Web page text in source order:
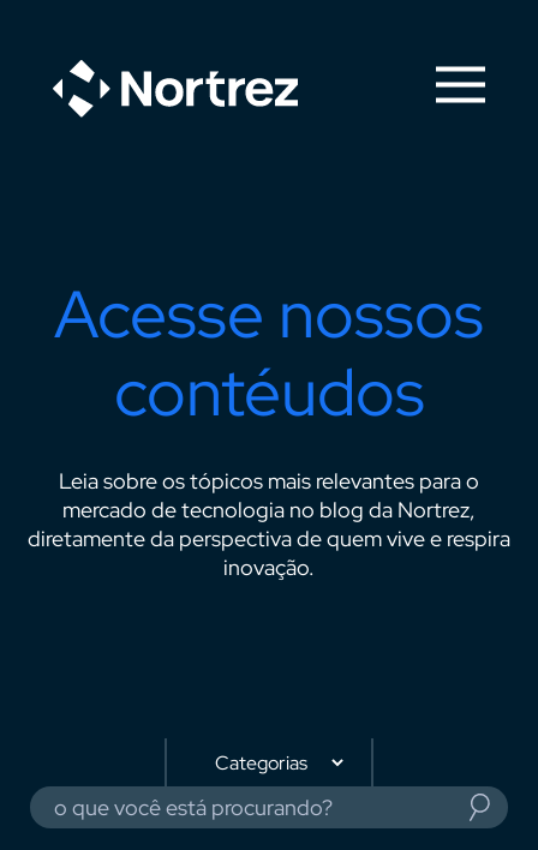
Acesse nossos
contéudos
Leia sobre os tópicos mais relevantes para o
mercado de tecnologia no blog da Nortrez,
diretamente da perspectiva de quem vive e respira
inovação.